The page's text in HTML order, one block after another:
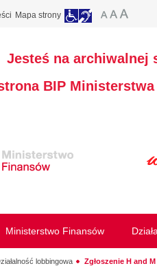
Mapa strony
Jesteś na archiwalnej
BIP
Ministerstwo Finansów
lobbingowa Zgłoszenie H and